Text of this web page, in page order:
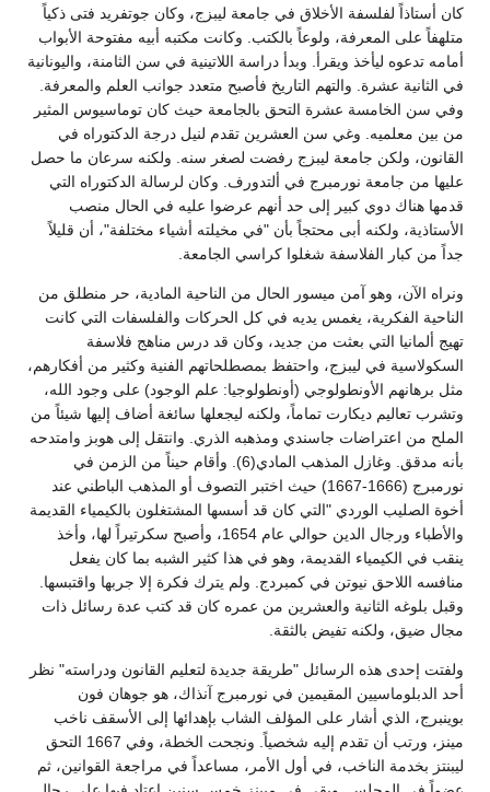
كان أستاذاً لفلسفة الأخلاق في جامعة ليبزج، وكان جوتفريد فتى ذكياً
متلهفاً على المعرفة، ولوعاً بالكتب. وكانت مكتبه أبيه مفتوحة الأبواب
أمامه تدعوه ليأخذ ويقرأ. وبدأ دراسة اللاتينية في سن الثامنة، واليونانية
في الثانية عشرة. والتهم التاريخ فأصبح متعدد جوانب العلم والمعرفة.
وفي سن الخامسة عشرة التحق بالجامعة حيث كان توماسيوس المثير
من بين معلميه. وغي سن العشرين تقدم لنيل درجة الدكتوراه في
القانون، ولكن جامعة ليبزج رفضت لصغر سنه. ولكنه سرعان ما حصل
عليها من جامعة نورمبرج في ألتدورف. وكان لرسالة الدكتوراه التي
قدمها هناك دوي كبير إلى حد أنهم عرضوا عليه في الحال منصب
الأستاذية، ولكنه أبى محتجاً بأن "في مخيلته أشياء مختلفة"، أن قليلاً
جداً من كبار الفلاسفة شغلوا كراسي الجامعة.
ونراه الآن، وهو آمن ميسور الحال من الناحية المادية، حر منطلق من
الناحية الفكرية، يغمس يديه في كل الحركات والفلسفات التي كانت
تهيج ألمانيا التي بعثت من جديد، وكان قد درس مناهج فلاسفة
السكولاسية في ليبزج، واحتفظ بمصطلحاتهم الفنية وكثير من أفكارهم،
مثل برهانهم الأونطولوجي (أونطولوجيا: علم الوجود) على وجود الله،
وتشرب تعاليم ديكارت تماماً، ولكنه ليجعلها سائغة أضاف إليها شيئاً من
الملح من اعتراضات جاسندي ومذهبه الذري. وانتقل إلى هوبز وامتدحه
بأنه مدقق. وغازل المذهب المادي(6). وأقام حيناً من الزمن في
نورمبرج (1666-1667) حيث اختبر التصوف أو المذهب الباطني عند
أخوة الصليب الوردي "التي كان قد أسسها المشتغلون بالكيمياء القديمة
والأطباء ورجال الدين حوالي عام 1654، وأصبح سكرتيراً لها، وأخذ
ينقب في الكيمياء القديمة، وهو في هذا كثير الشبه بما كان يفعل
منافسه اللاحق نيوتن في كمبردج. ولم يترك فكرة إلا جربها واقتبسها.
وقبل بلوغه الثانية والعشرين من عمره كان قد كتب عدة رسائل ذات
مجال ضيق، ولكنه تفيض بالثقة.
ولفتت إحدى هذه الرسائل "طريقة جديدة لتعليم القانون ودراسته" نظر
أحد الدبلوماسيين المقيمين في نورمبرج آنذاك، هو جوهان فون
بوينبرج، الذي أشار على المؤلف الشاب بإهدائها إلى الأسقف ناخب
مينز، ورتب أن تقدم إليه شخصياً. ونجحت الخطة، وفي 1667 التحق
ليبنتز بخدمة الناخب، في أول الأمر، مساعداً في مراجعة القوانين، ثم